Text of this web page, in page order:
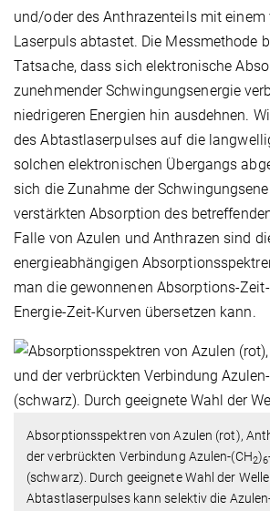
und/oder des Anthrazenteils mit einem
Laserpuls abtastet. Die Messmethode
Tatsache, dass sich elektronische
zunehmender Schwingungsenergie
niedrigeren Energien hin ausdehnen.
des Abtastlaserpulses auf die
solchen elektronischen Übergangs
sich die Zunahme der
verstärkten Absorption des
Falle von Azulen und Anthrazen sind
energieabhängigen
man die gewonnenen Absorptions-
Energie-Zeit-Kurven übersetzen kann.
Absorptionsspektren von Azulen (rot),
der verbrückten Verbindung Azulen-(CH2)6
(schwarz). Durch geeignete Wahl der
Abtastlaserpulses kann selektiv die